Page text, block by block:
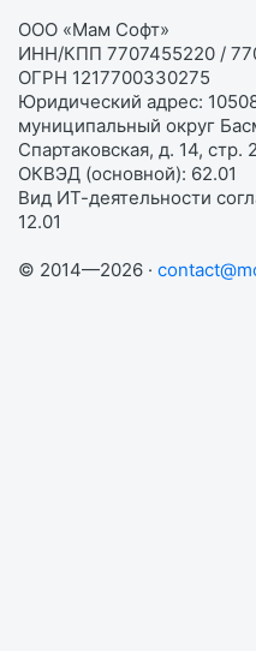
ООО «Мам Софт»
ИНН/КПП 7707455220 /
ОГРН 1217700330275
Юридический адрес:
муниципальный округ
Спартаковская, д. 14,
ОКВЭД (основной): 62.01
Вид ИТ-деятельности
12.01
© 2014—2026 ·